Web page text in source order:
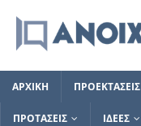
ΑΡΧΙΚΗ ΠΡΟΕΚΤΑΣΕΙΣ
ΠΡΟΤΑΣΕΙΣ ΙΔΕΕΣ